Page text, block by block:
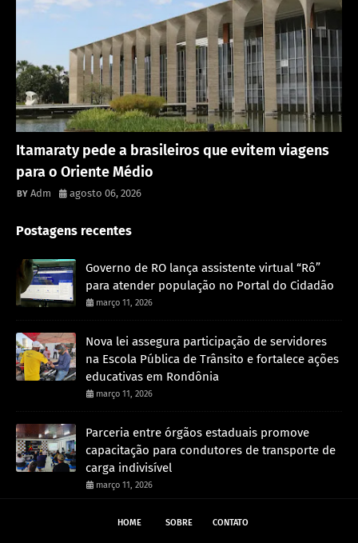
Itamaraty pede a brasileiros que evitem viagens
para o Oriente Médio
Adm agosto 06, 2026
Postagens recentes
Governo de RO lança assistente virtual “Rô”
para atender população no Portal do Cidadão
março 11, 2026
Nova lei assegura participação de servidores
na Escola Pública de Trânsito e fortalece ações
educativas em Rondônia
março 11, 2026
Parceria entre órgãos estaduais promove
capacitação para condutores de transporte de
carga indivisível
março 11, 2026
HOME SOBRE CONTATO